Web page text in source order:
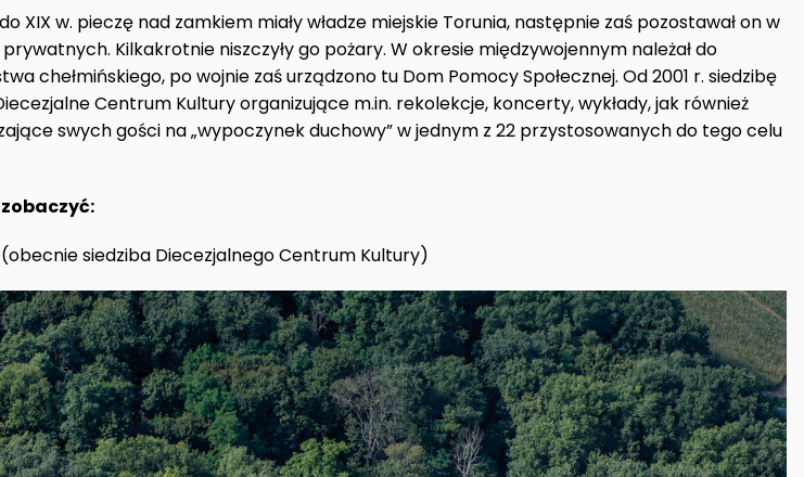
XIX w. pieczę nad zamkiem miały władze miejskie Torunia, następnie zaś pozostawał on w
Kilkakrotnie niszczyły go pożary. W okresie międzywojennym należał do
chełmińskiego, po wojnie zaś urządzono tu Dom Pomocy Społecznej. Od 2001 r. siedzibę
Centrum Kultury organizujące m.in. rekolekcje, koncerty, wykłady, jak również
swych gości na „wypoczynek duchowy” w jednym z 22 przystosowanych do tego celu
siedziba Diecezjalnego Centrum Kultury)